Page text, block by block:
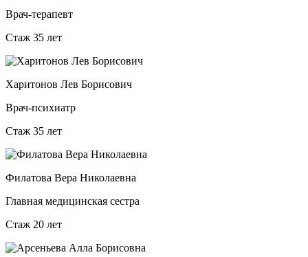
Врач-терапевт
Стаж 35 лет
Харитонов Лев Борисович
Врач-психиатр
Стаж 35 лет
Филатова Вера Николаевна
Главная медицинская сестра
Стаж 20 лет